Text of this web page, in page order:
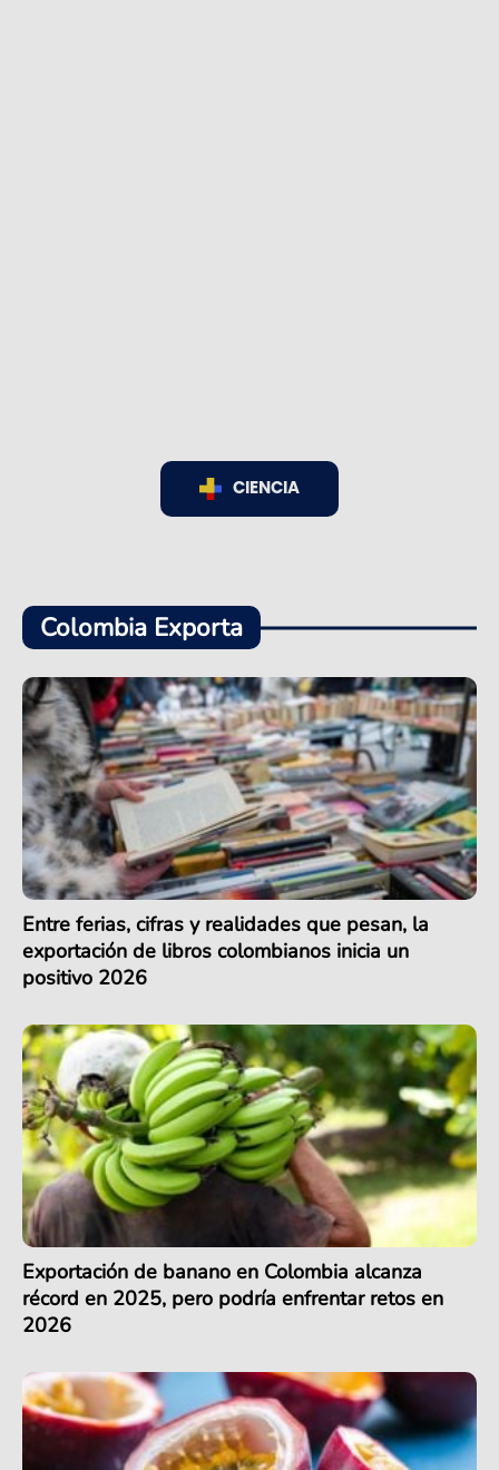
CIENCIA
Colombia Exporta
Entre ferias, cifras y realidades que pesan, la
exportación de libros colombianos inicia un
positivo 2026
Exportación de banano en Colombia alcanza
récord en 2025, pero podría enfrentar retos en
2026